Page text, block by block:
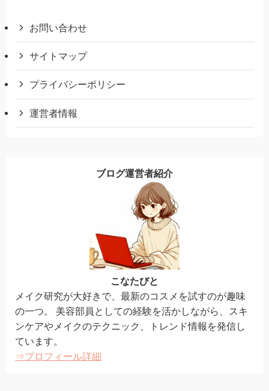
お問い合わせ
サイトマップ
プライバシーポリシー
運営者情報
ブログ運営者紹介
こなたびと
メイク研究が大好きで、最新のコスメを試すのが趣味
の一つ。 美容部員としての経験を活かしながら、スキ
ンケアやメイクのテクニック、トレンド情報を発信し
ています。
⇒プロフィール詳細